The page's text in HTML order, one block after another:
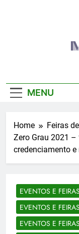
MENU
Home
Feiras
Zero Grau 2021
credenciamento
EVENTOS E
EVENTOS E
EVENTOS E